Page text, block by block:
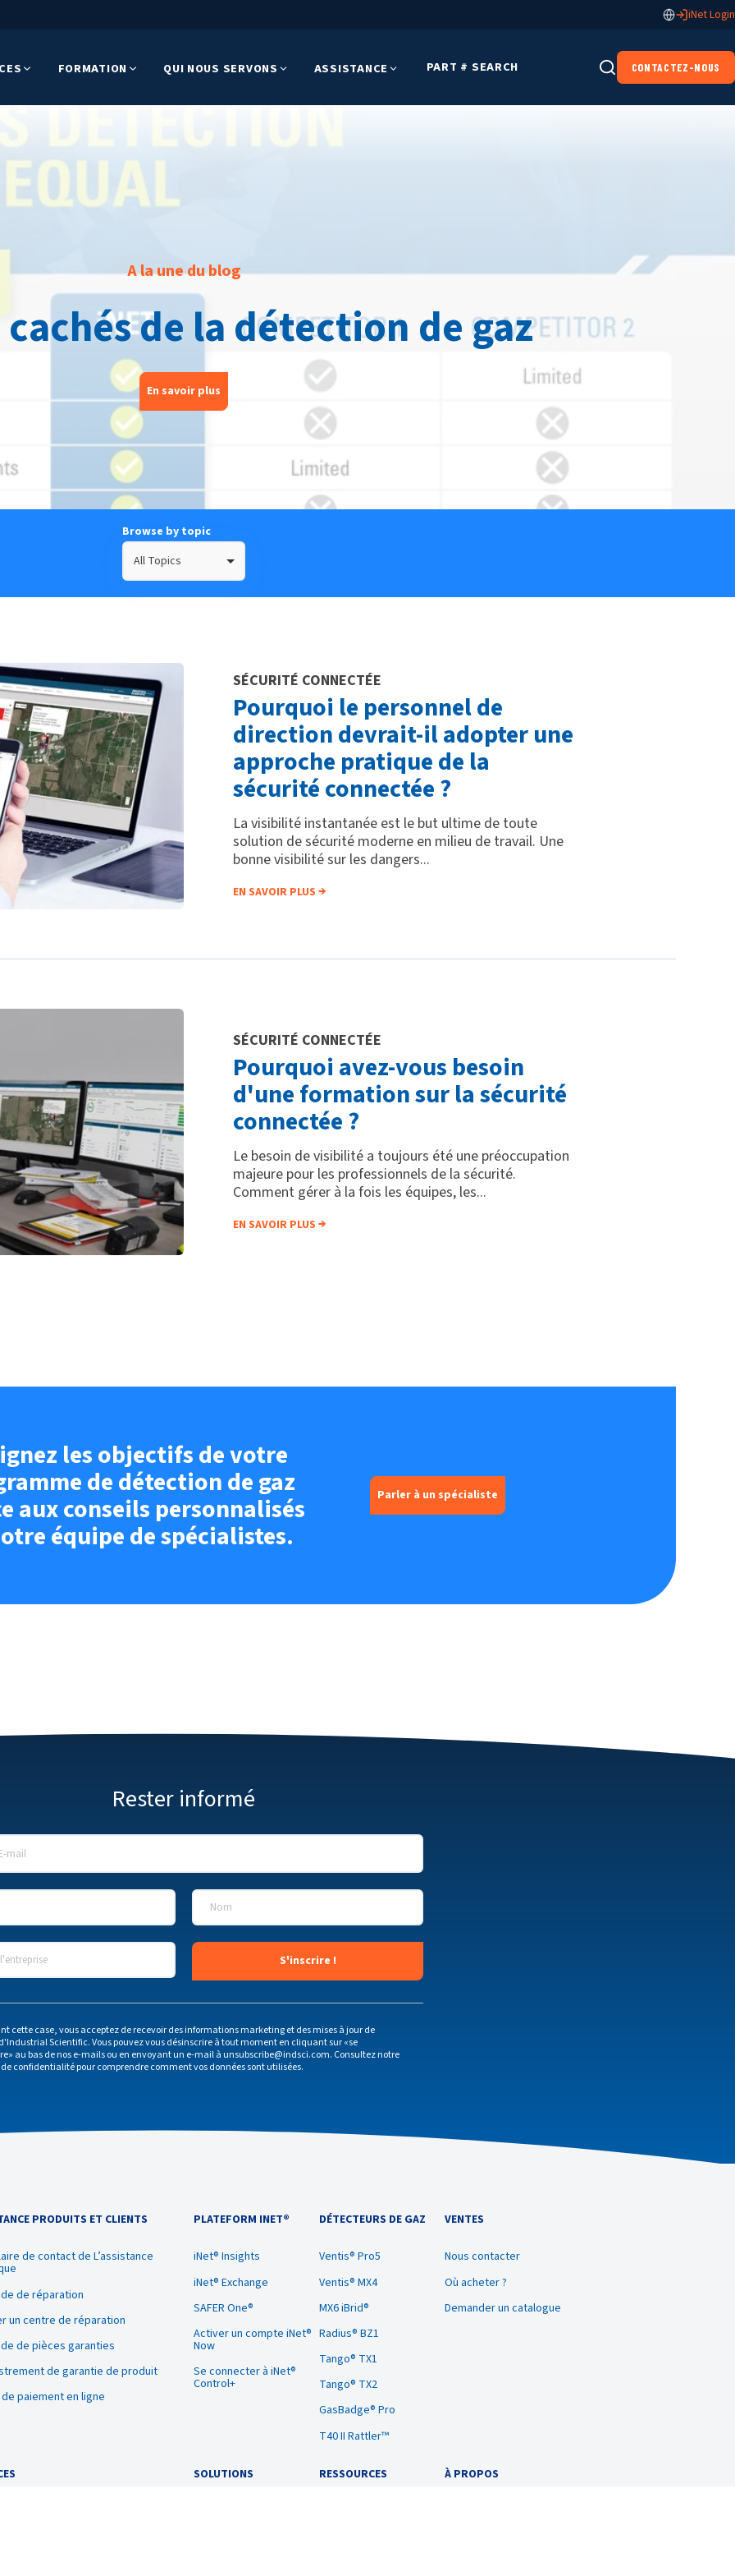
iNet Login
FORMATION QUI NOUS SERVONS ASSISTANCE PART # SEARCH CONTACTEZ-NOUS
A la une du blog
de la détection de gaz
En savoir plus
Browse by topic
All Topics
SÉCURITÉ CONNECTÉE
Pourquoi le personnel de
direction devrait-il adopter une
approche pratique de la
sécurité connectée ?
La visibilité instantanée est le but ultime de toute
solution de sécurité moderne en milieu de travail. Une
bonne visibilité sur les dangers...
EN SAVOIR PLUS
SÉCURITÉ CONNECTÉE
Pourquoi avez-vous besoin
d'une formation sur la sécurité
connectée ?
Le besoin de visibilité a toujours été une préoccupation
majeure pour les professionnels de la sécurité.
Comment gérer à la fois les équipes, les...
EN SAVOIR PLUS
les objectifs de votre
de détection de gaz
aux conseils personnalisés
équipe de spécialistes.
Parler à un spécialiste
Rester informé
Nom
cette case, vous acceptez de recevoir des informations marketing et des mises à jour de
Scientific. Vous pouvez vous désinscrire à tout moment en cliquant sur «se
au bas de nos e-mails ou en envoyant un e-mail à unsubscribe@indsci.com. Consultez notre
confidentialitépour comprendre comment vos données sont utilisées.
PRODUITS ET CLIENTS
de contact de L’assistance
de réparation
un centre de réparation
de pièces garanties
de garantie de produit
paiement en ligne
PLATEFORM INET®
iNet® Insights
iNet® Exchange
SAFER One®
Activer un compte iNet®
Now
Se connecter à iNet®
Control+
DÉTECTEURS DE GAZ
Ventis® Pro5
Ventis® MX4
MX6 iBrid®
Radius® BZ1
Tango® TX1
Tango® TX2
GasBadge® Pro
T40 II Rattler™
VENTES
Nous contacter
Où acheter ?
Demander un catalogue
SOLUTIONS RESSOURCES À PROPOS